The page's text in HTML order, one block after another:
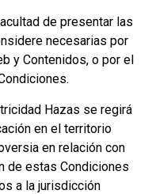
de presentar las
necesarias por
y Contenidos, o por el
Hazas se regirá
en el territorio
en relación con
de estas Condiciones
a la jurisdicción